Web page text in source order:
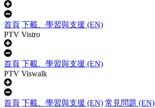
首頁 下載、學習與支援 (EN)
PTV Vistro
首頁 下載、學習與支援 (EN)
PTV Viswalk
首頁 下載、學習與支援 (EN) 常見問題 (EN)